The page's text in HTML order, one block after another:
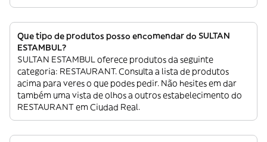
Que tipo de produtos posso encomendar do SULTAN
ESTAMBUL?
SULTAN ESTAMBUL oferece produtos da seguinte
categoria: RESTAURANT. Consulta a lista de produtos
acima para veres o que podes pedir. Não hesites em dar
também uma vista de olhos a outros estabelecimento do
RESTAURANT em Ciudad Real.